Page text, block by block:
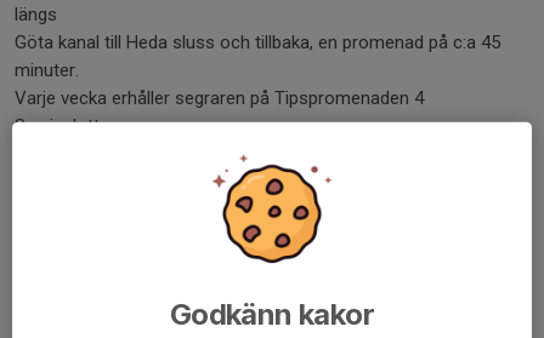
längs
Göta kanal till Heda sluss och tillbaka, en promenad på c:a 45
minuter.
Varje vecka erhåller segraren på Tipspromenaden 4
Sverigelotter.
Vinnarna på Trimbingon erhåller bl. a presentkort på Hemköp.
Tipspromenad 20 kr/st.
Trimbingo 5 kr/bricka.
Godkänn kakor